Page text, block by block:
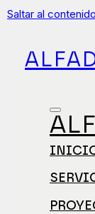
Saltar al